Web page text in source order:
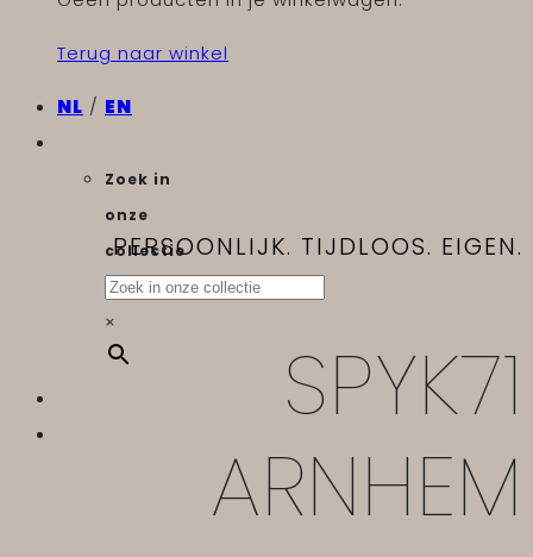
Terug naar winkel
NL / EN
Zoek in
onze
collectie
×
PERSOONLIJK. TIJDLOOS. EIGEN.
SPYK71
ARNHEM